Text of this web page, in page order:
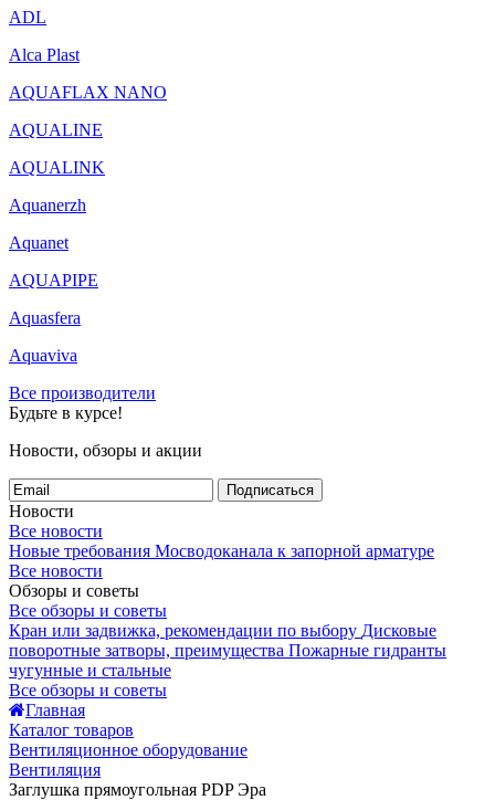
ADL
Alca Plast
AQUAFLAX NANO
AQUALINE
AQUALINK
Aquanerzh
Aquanet
AQUAPIPE
Aquasfera
Aquaviva
Все производители
Будьте в курсе!
Новости, обзоры и акции
Подписаться
Новости
Все новости
Новые требования Мосводоканала к запорной арматуре
Все новости
Обзоры и советы
Все обзоры и советы
Кран или задвижка, рекомендации по выбору Дисковые
поворотные затворы, преимущества Пожарные гидранты
чугунные и стальные
Все обзоры и советы
Главная
Каталог товаров
Вентиляционное оборудование
Вентиляция
Заглушка прямоугольная PDP Эра